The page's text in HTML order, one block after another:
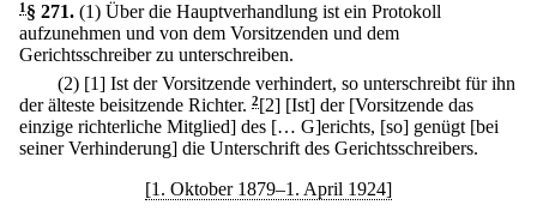
1§ 271. (1) Über die Hauptverhandlung ist ein Protokoll
aufzunehmen und von dem Vorsitzenden und dem
Gerichtsschreiber zu unterschreiben.
(2) [1] Ist der Vorsitzende verhindert, so unterschreibt für ihn
der älteste beisitzende Richter. 2[2] [Ist] der [Vorsitzende das
einzige richterliche Mitglied] des [… G]erichts, [so] genügt [bei
seiner Verhinderung] die Unterschrift des Gerichtsschreibers.
[1. Oktober 1879–1. April 1924]